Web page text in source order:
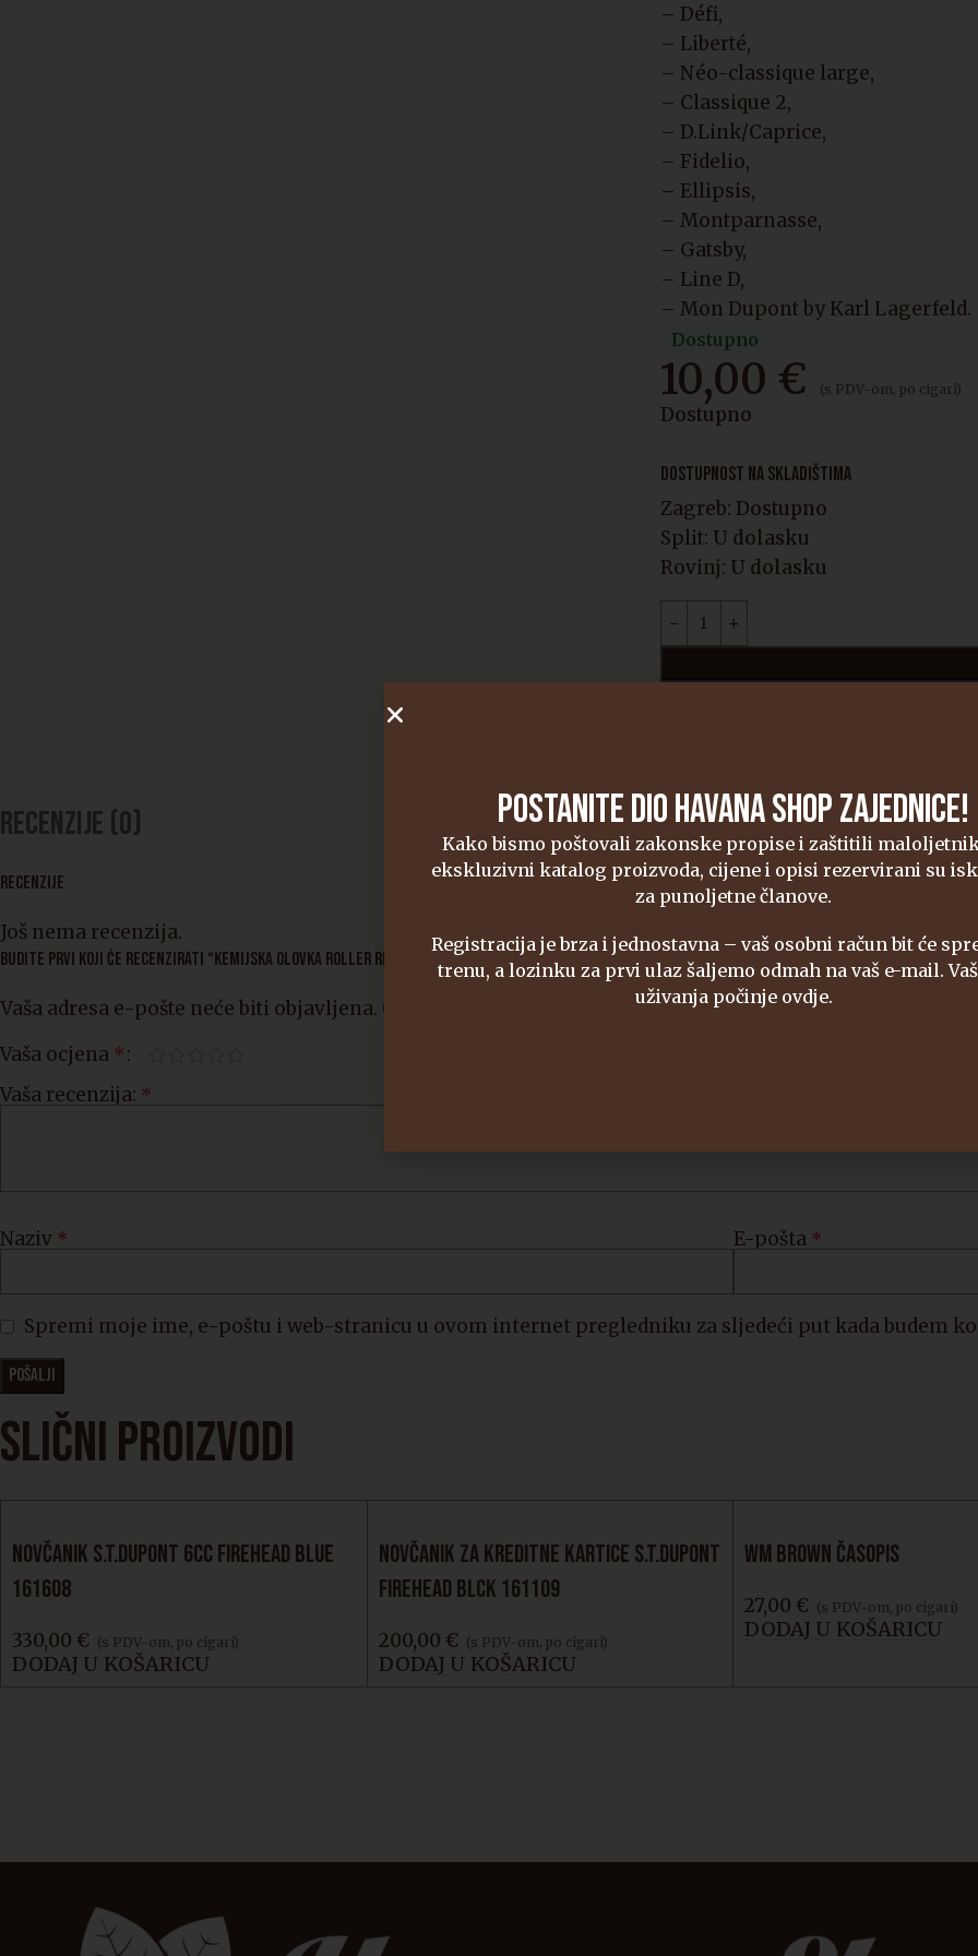
– Défi,
– Liberté,
– Néo-classique large,
– Classique 2,
– D.Link/Caprice,
– Fidelio,
– Ellipsis,
– Montparnasse,
– Gatsby,
– Line D,
– Mon Dupont by Karl Lagerfeld.
Dostupno
10,00 € (s PDV-om, po cigari)
Dostupno
DOSTUPNOST NA SKLADIŠTIMA
Zagreb: Dostupno
Split: U dolasku
Rovinj: U dolasku
Recenzije (0)
RECENZIJE
Još nema recenzija.
BUDITE PRVI KOJI ĆE RECENZIRATI “KEMIJSKA OLOVKA ROLLER REFILL S.T. DUPONT MEDIUM BLUE 40840”
Vaša adresa e-pošte neće biti objavljena. Obavezna polja su označena sa* (obavezno)
Vaša ocjena *
Vaša recenzija: *
Naziv * E-pošta *
Spremi moje ime, e-poštu i web-stranicu u ovom internet pregledniku za sljedeći put kada budem
SLIČNI PROIZVODI
NOVČANIK S.T.DUPONT 6CC FIREHEAD BLUE
161608
330,00 € (s PDV-om, po cigari)
DODAJ U KOŠARICU
NOVČANIK ZA KREDITNE KARTICE S.T.DUPONT
FIREHEAD BLCK 161109
200,00 € (s PDV-om, po cigari)
DODAJ U KOŠARICU
WM BROWN ČASOPIS
27,00 € (s PDV-om, po cigari)
DODAJ U KOŠARICU
POSTANITE DIO HAVANA SHOP ZAJEDNICE!
Kako bismo poštovali zakonske propise i zaštitili
ekskluzivni katalog proizvoda, cijene i opisi rezervirani su
za punoljetne članove.
Registracija je brza i jednostavna – vaš osobni račun bit će
trenu, a lozinku za prvi ulaz šaljemo odmah na vaš e-mail.
uživanja počinje ovdje.